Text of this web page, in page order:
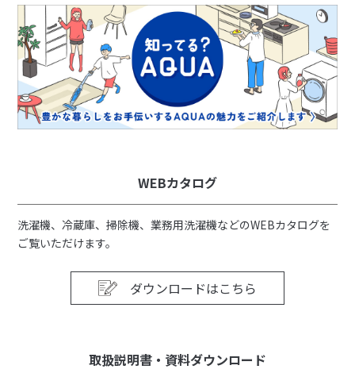
WEBカタログ
洗濯機、冷蔵庫、掃除機、業務用洗濯機などのWEBカタログを
ご覧いただけます。
ダウンロードはこちら
取扱説明書・資料ダウンロード